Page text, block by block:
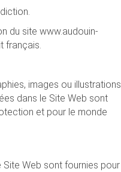
du site www.audouin-
français.
images ou illustrations
dans le Site Web sont
et pour le monde
Web sont fournies pour